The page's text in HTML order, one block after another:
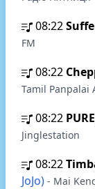
08:22
FM
08:22
Tamil Panpalai
08:22
Jinglestation
08:22
JoJo) - Mai